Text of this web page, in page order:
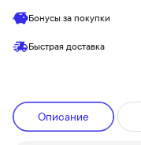
Бонусы за покупки
Быстрая доставка
Описание